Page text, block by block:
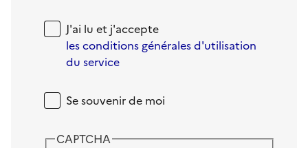
J'ai lu et j'accepte
les conditions générales d'utilisation
du service
Se souvenir de moi
CAPTCHA